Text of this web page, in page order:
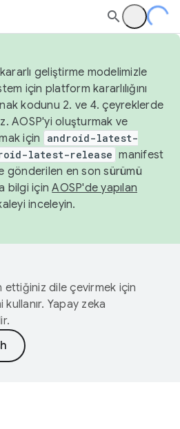
geliştirme modelimizle
için platform kararlılığını
kodunu 2. ve 4. çeyreklerde
AOSP'yi oluşturmak ve
için
android-latest-
latest-release manifest
gönderilen en son sürümü
bilgi içinAOSP'de yapılan
inceleyin.
dile çevirmek için
Yapay zeka